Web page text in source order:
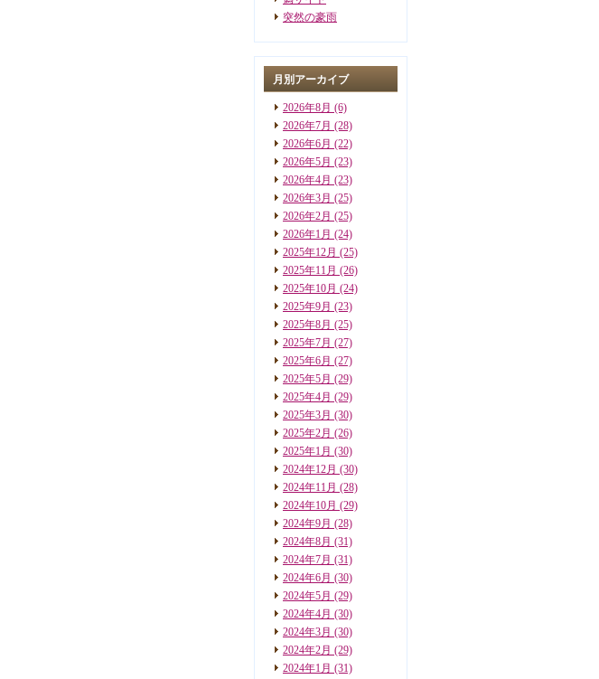
突然の豪雨
月別アーカイブ
2026年8月 (6)
2026年7月 (28)
2026年6月 (22)
2026年5月 (23)
2026年4月 (23)
2026年3月 (25)
2026年2月 (25)
2026年1月 (24)
2025年12月 (25)
2025年11月 (26)
2025年10月 (24)
2025年9月 (23)
2025年8月 (25)
2025年7月 (27)
2025年6月 (27)
2025年5月 (29)
2025年4月 (29)
2025年3月 (30)
2025年2月 (26)
2025年1月 (30)
2024年12月 (30)
2024年11月 (28)
2024年10月 (29)
2024年9月 (28)
2024年8月 (31)
2024年7月 (31)
2024年6月 (30)
2024年5月 (29)
2024年4月 (30)
2024年3月 (30)
2024年2月 (29)
2024年1月 (31)